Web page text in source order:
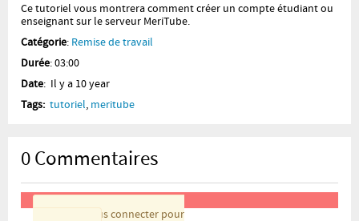
Ce tutoriel vous montrera comment créer un compte étudiant ou
enseignant sur le serveur MeriTube.
Catégorie: Remise de travail
Durée: 03:00
Date: Il y a 10 year
Tags: tutoriel, meritube
0Commentaires
Veuillez vous connecter pour